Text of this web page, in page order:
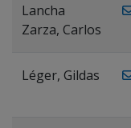
Lancha
Zarza, Carlos
Léger, Gildas